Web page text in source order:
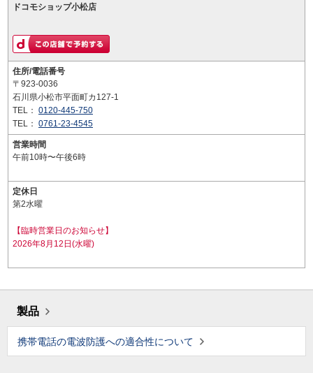
ドコモショップ小松店
住所/電話番号
〒923-0036
石川県小松市平面町カ127-1
TEL： 0120-445-750
TEL： 0761-23-4545
営業時間
午前10時〜午後6時
定休日
第2水曜
【臨時営業日のお知らせ】
2026年8月12日(水曜)
製品
携帯電話の電波防護への適合性について